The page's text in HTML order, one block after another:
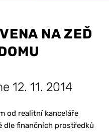
NA ZEĎ
12. 11. 2014
od realitní kanceláře
dle finančních prostředků